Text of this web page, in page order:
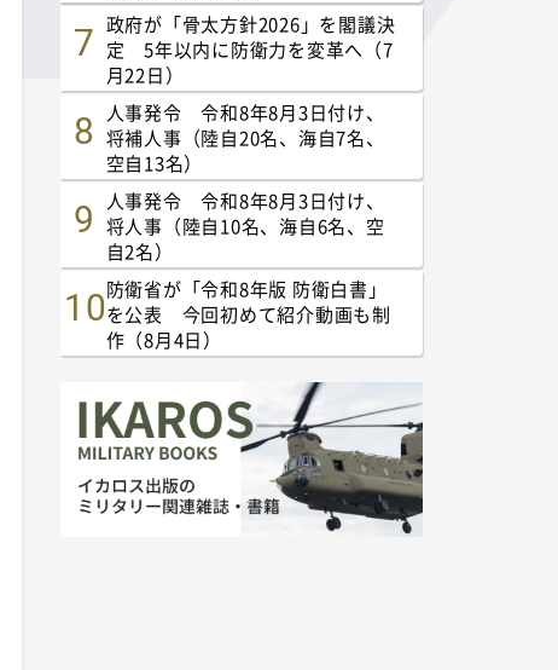
政府が「骨太方針2026」を閣議決
定 5年以内に防衛力を変革へ（7
月22日）
人事発令 令和8年8月3日付け、
将補人事（陸自20名、海自7名、
空自13名）
人事発令 令和8年8月3日付け、
将人事（陸自10名、海自6名、空
自2名）
防衛省が「令和8年版 防衛白書」
を公表 今回初めて紹介動画も制
作（8月4日）